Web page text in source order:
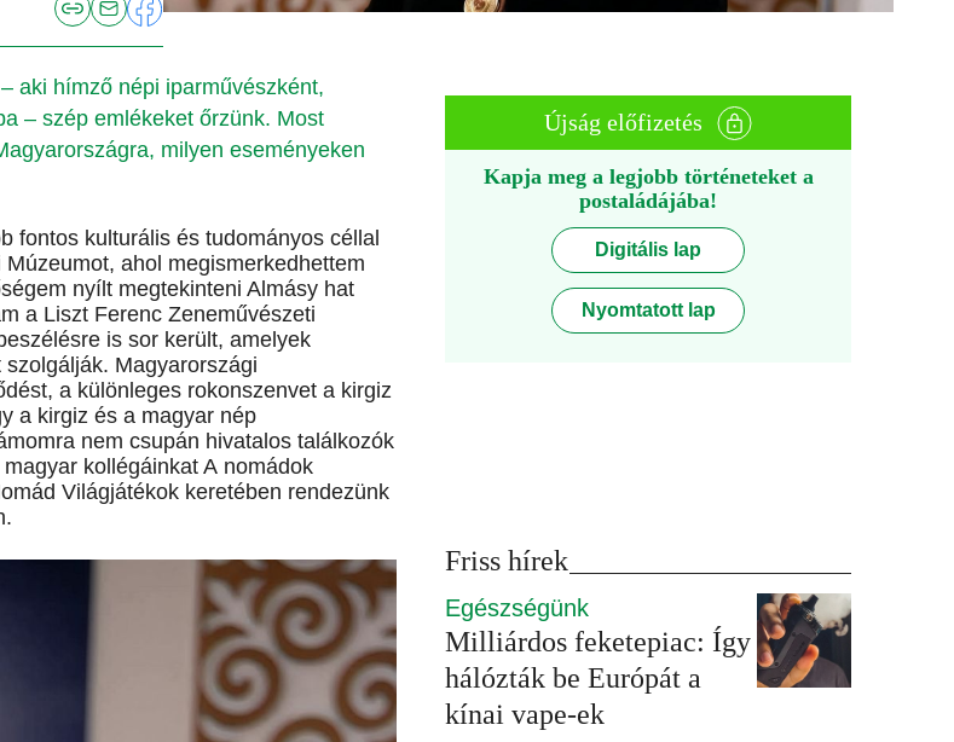
aki hímző népi iparművészként,
– szép emlékeket őrzünk. Most
milyen eseményeken
fontos kulturális és tudományos céllal
ahol megismerkedhettem
nyílt megtekinteni Almásy hat
a Liszt Ferenc Zeneművészeti
is sor került, amelyek
Magyarországi
a különleges rokonszenvet a kirgiz
a kirgiz és a magyar nép
nem csupán hivatalos találkozók
kollégáinkat A nomádok
Világjátékok keretében rendezünk
Újság előfizetés
Kapja meg a legjobb történeteket a
postaládájába!
Digitális lap
Nyomtatott lap
Friss hírek
Egészségünk
Milliárdos feketepiac: Így
hálózták be Európát a
kínai vape-ek